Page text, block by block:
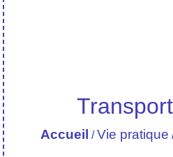
Accueil /Vie pratique